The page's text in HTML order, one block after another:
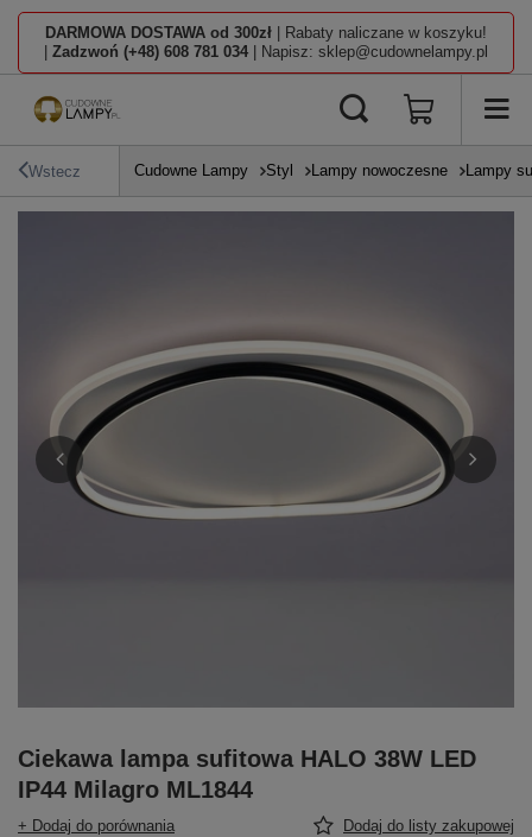
DARMOWA DOSTAWA od 300zł | Rabaty naliczane w koszyku!
Zadzwoń (+48) 608 781 034 | Napisz: sklep@cudownelampy.pl
Wstecz Cudowne Lampy Styl Lampy nowoczesne Lampy
Ciekawa lampa sufitowa HALO 38W LED
IP44 Milagro ML1844
+ Dodaj do porównania Dodaj do listy zakupowej